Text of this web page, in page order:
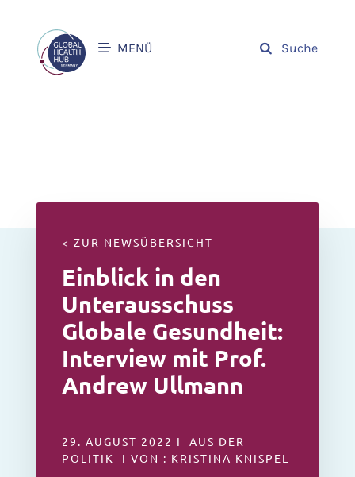
MENÜ Suche
< ZUR NEWSÜBERSICHT
Einblick in den
Unterausschuss
Globale Gesundheit:
Interview mit Prof.
Andrew Ullmann
29. AUGUST 2022 I AUS DER
POLITIK I VON : KRISTINA KNISPEL